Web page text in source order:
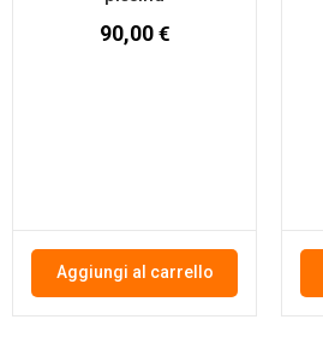
90,00 €
Aggiungi al carrello